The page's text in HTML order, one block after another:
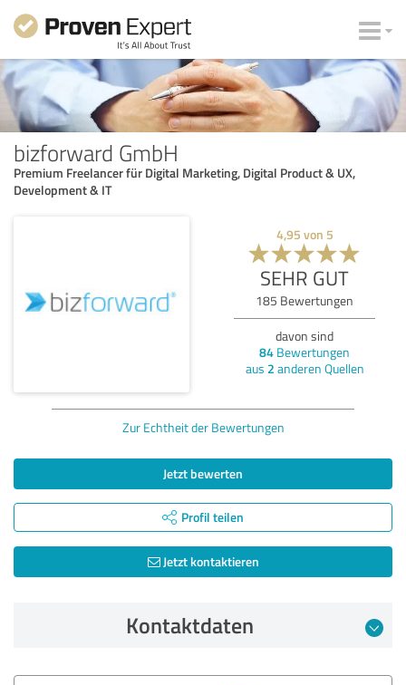
bizforward GmbH
Premium Freelancer für Digital Marketing, Digital Product & UX,
Development & IT
4,95 von 5
SEHR GUT
185 Bewertungen
davon sind
84 Bewertungen
aus 2 anderen Quellen
Zur Echtheit der Bewertungen
Jetzt bewerten
Profil teilen
Jetzt kontaktieren
Kontaktdaten